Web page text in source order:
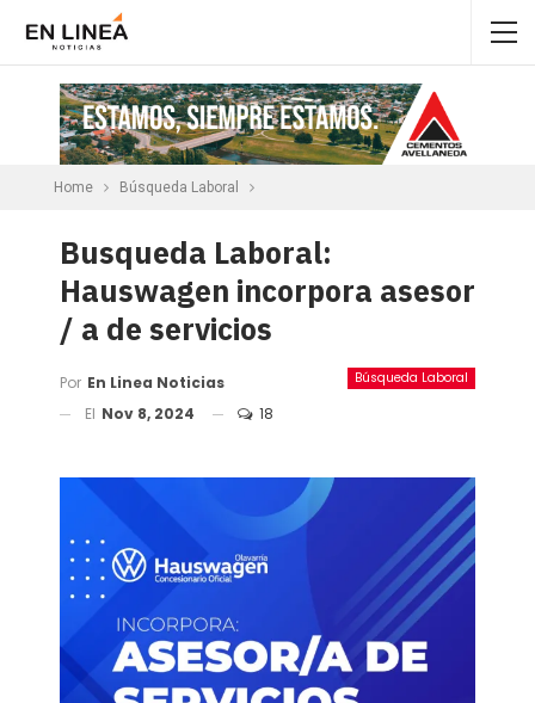
Home Búsqueda Laboral
Busqueda Laboral:
Hauswagen incorpora asesor
/ a de servicios
Búsqueda Laboral
Por En Linea Noticias
El Nov 8, 2024 18